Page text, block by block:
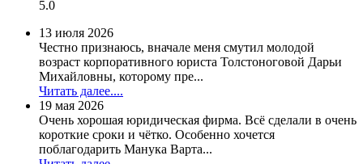
5.0
13 июля 2026
Честно признаюсь, вначале меня смутил молодой
возраст корпоративного юриста Толстоноговой Дарьи
Михайловны, которому пре...
Читать далее....
19 мая 2026
Очень хорошая юридическая фирма. Всё сделали в очень
короткие сроки и чётко. Особенно хочется
поблагодарить Манука Варта...